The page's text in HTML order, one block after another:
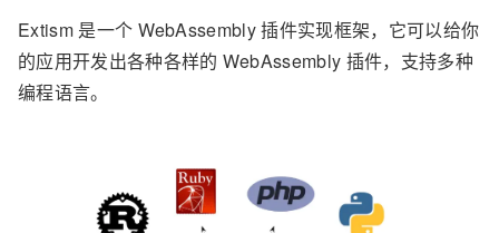
Extism 是一个 WebAssembly 插件实现框架，它可以给你
的应用开发出各种各样的 WebAssembly 插件，支持多种
编程语言。